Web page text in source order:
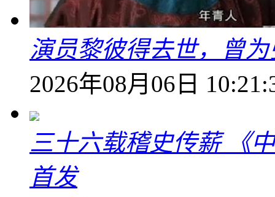
演员黎彼得去世，曾
2026年08月06日
三十六载稽史传薪 《
首发